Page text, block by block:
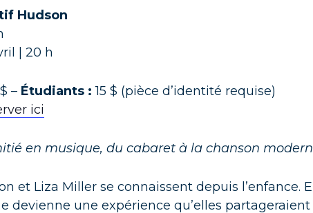
Hudson
| 20 h
– Étudiants : 15 $ (pièce d’identité requise)
ici
en musique, du cabaret à la chanson
et Liza Miller se connaissent depuis l’enfance.
devienne une expérience qu’elles partageraient